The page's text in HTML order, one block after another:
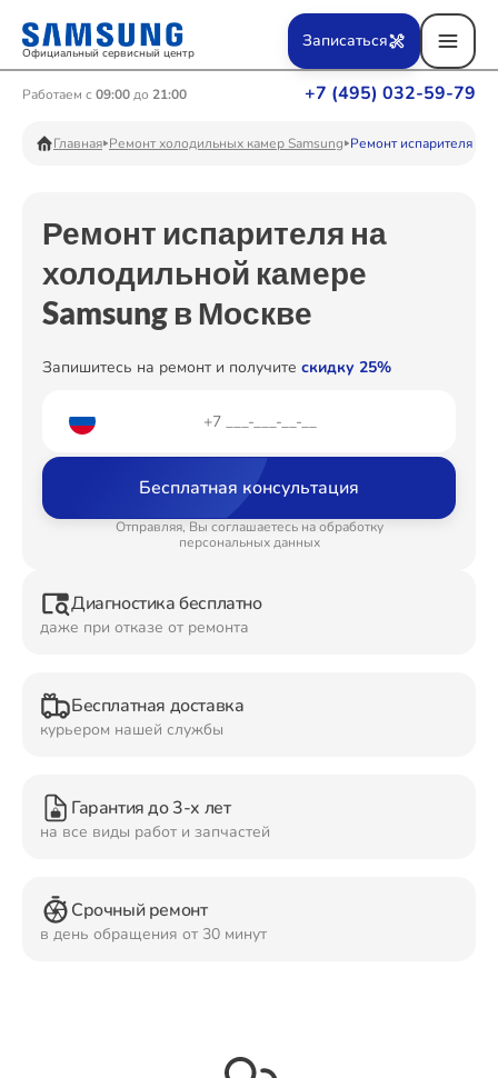
Официальный сервисный центр
+7 (495) 032-59-79
Работаем с 09:00до 21:00
Записаться
Главная Ремонт холодильных камер Samsung Ремонт испарителя
Ремонт испарителя на
холодильной камере
Samsung в Москве
Запишитесь на ремонт и получите скидку 25%
Бесплатная консультация
Отправляя, Вы соглашаетесь на обработку
персональных данных
Диагностика бесплатно
даже при отказе от ремонта
Бесплатная доставка
курьером нашей службы
Гарантия до 3-х лет
на все виды работ и запчастей
Срочный ремонт
в день обращения от 30 минут
Ремонт Вертикальных пылесосов
Ремонт Телевизоров
Ремонт Пылесосов
Ремонт Планшетов
Ремонт Принтеров